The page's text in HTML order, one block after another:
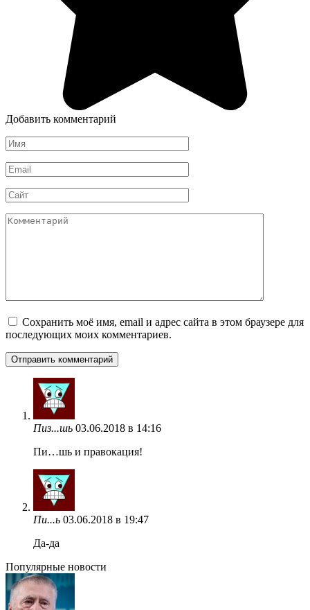
Добавить комментарий
Имя
*
Email
*
Сайт
Комментарий
Сохранить моё имя, email и адрес сайта в этом браузере для
последующих моих комментариев.
Пиз...шь 03.06.2018 в 14:16
Пи…шь и правокация!
Пи...ь 03.06.2018 в 19:47
Да-да
Популярные новости